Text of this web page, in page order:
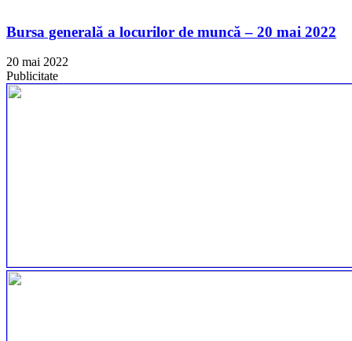
Bursa generală a locurilor de muncă – 20 mai 2022
20 mai 2022
Publicitate